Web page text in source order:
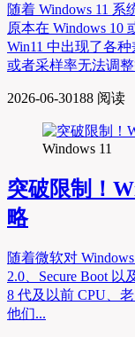
随着 Windows 11
原本在 Windows 10
Win11 中出现了各
或者采样率无法调
2026-06-30188 阅读
Windows 11
突破限制！
略
随着微软对
2.0、Secure Boot
8 代及以前 CPU、
他们...